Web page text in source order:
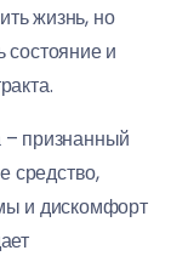
жизнь, но
состояние и
признанный
средство,
и дискомфорт